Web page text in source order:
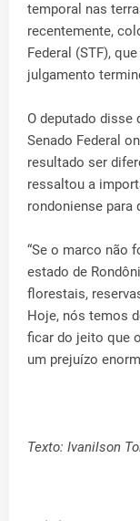
temporal nas
recentemente,
Federal (STF),
julgamento
O deputado disse
Senado Federal
resultado ser
ressaltou a
rondoniense para
“Se o marco não
estado de
florestais,
Hoje, nós temos
ficar do jeito que
um prejuízo
Texto: Ivanilson